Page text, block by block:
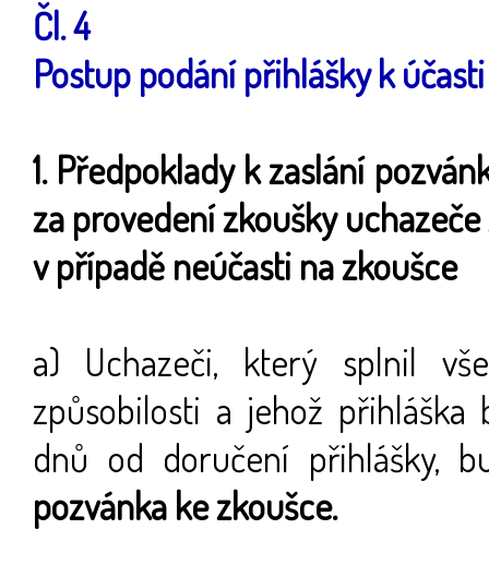
Čl. 4
Postup podání přihlášky k
1. Předpoklady k zaslání
za provedení zkoušky
v případě neúčasti na zkoušce
a) Uchazeči, který splnil
způsobilosti a jehož přihláška
dnů od doručení přihlášky,
pozvánka ke zkoušce.